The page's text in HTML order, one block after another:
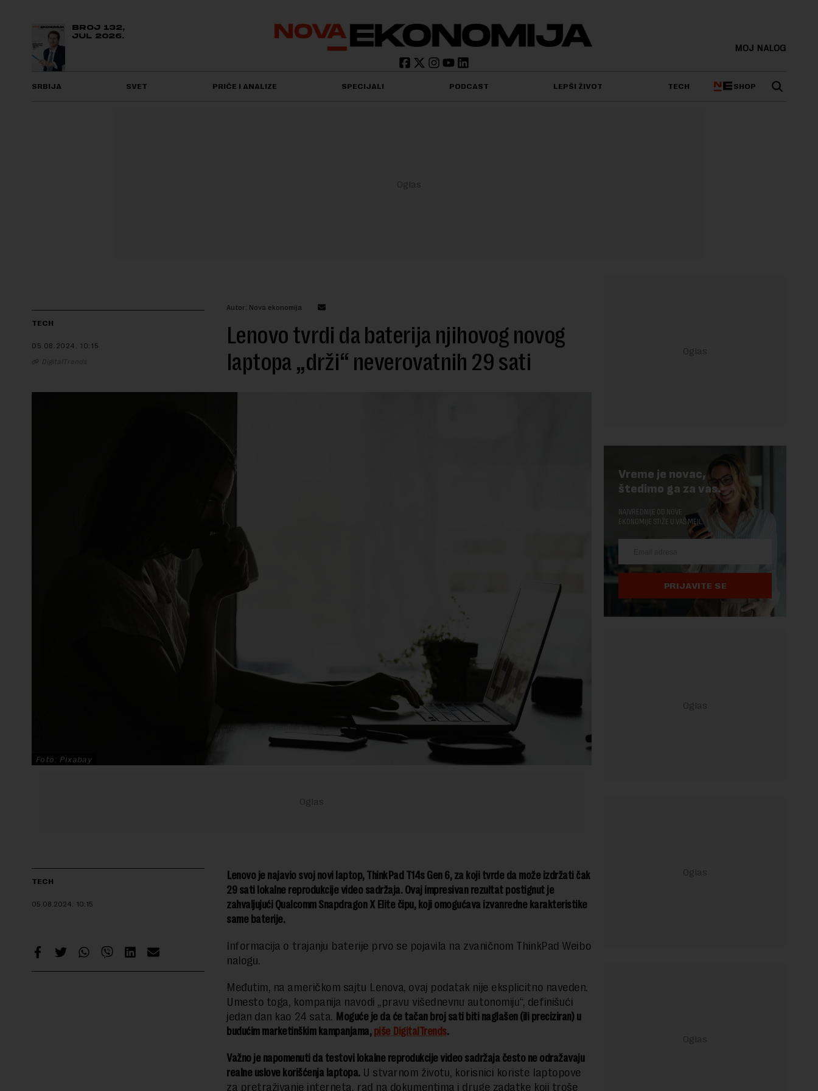
BROJ 132,
JUL 2026.
MOJ NALOG
SRBIJA SVET PRIČE I ANALIZE SPECIJALI PODCAST LEPŠI ŽIVOT TECH SHOP
TECH
05.08.2024. 10:15
DigitalTrends
Autor: Nova ekonomija
Lenovo tvrdi da baterija njihovog novog
laptopa „drži“ neverovatnih 29 sati
Foto: Pixabay
TECH
05.08.2024. 10:15
Lenovo je najavio svoj novi laptop, ThinkPad T14s Gen 6, za koji tvrde da može izdržati čak
29 sati lokalne reprodukcije video sadržaja. Ovaj impresivan rezultat postignut je
zahvaljujući Qualcomm Snapdragon X Elite čipu, koji omogućava izvanredne karakteristike
same baterije.
Informacija o trajanju baterije prvo se pojavila na zvaničnom ThinkPad Weibo
nalogu.
Međutim, na američkom sajtu Lenova, ovaj podatak nije eksplicitno naveden.
Umesto toga, kompanija navodi „pravu višednevnu autonomiju“, definišući
jedan dan kao 24 sata. Moguće je da će tačan broj sati biti naglašen (ili preciziran) u
budućim marketinškim kampanjama, piše DigitalTrends.
Važno je napomenuti da testovi lokalne reprodukcije video sadržaja često ne odražavaju
realne uslove korišćenja laptopa.U stvarnom životu, korisnici koriste laptopove
za pretraživanje interneta, rad na dokumentima i druge zadatke koji troše
Vreme je novac,
štedimo ga za vas.
NAJVREDNIJE OD NOVE
EKONOMIJE STIŽE U VAŠ MEJL.
PRIJAVITE SE